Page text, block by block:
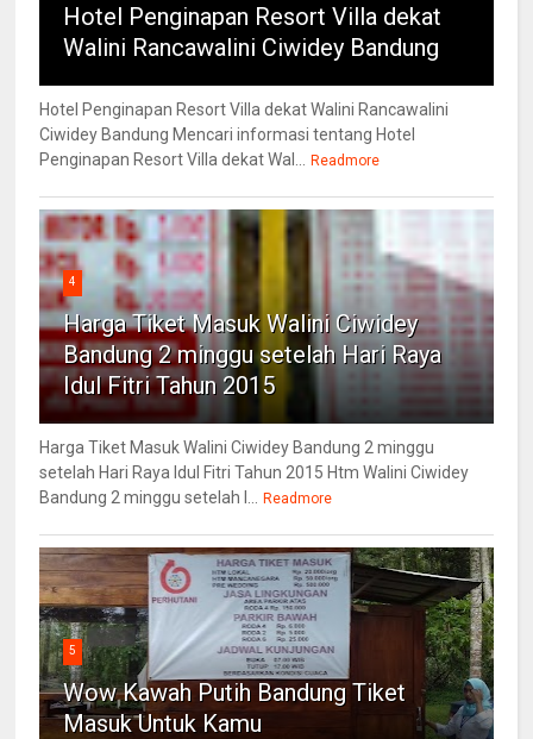
Hotel Penginapan Resort Villa dekat
Walini Rancawalini Ciwidey Bandung
Hotel Penginapan Resort Villa dekat Walini Rancawalini
Ciwidey Bandung Mencari informasi tentang Hotel
Penginapan Resort Villa dekat Wal...
Readmore
4
Harga Tiket Masuk Walini Ciwidey
Bandung 2 minggu setelah Hari Raya
Idul Fitri Tahun 2015
Harga Tiket Masuk Walini Ciwidey Bandung 2 minggu
setelah Hari Raya Idul Fitri Tahun 2015 Htm Walini Ciwidey
Bandung 2 minggu setelah l...
Readmore
5
Wow Kawah Putih Bandung Tiket
Masuk Untuk Kamu